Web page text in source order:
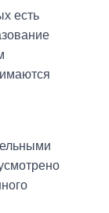
есть